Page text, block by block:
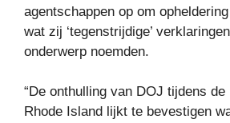
agentschappen op om
wat zij ‘tegenstrijdige’
onderwerp noemden.
“De onthulling van DOJ tijdens
Rhode Island lijkt te bevestigen